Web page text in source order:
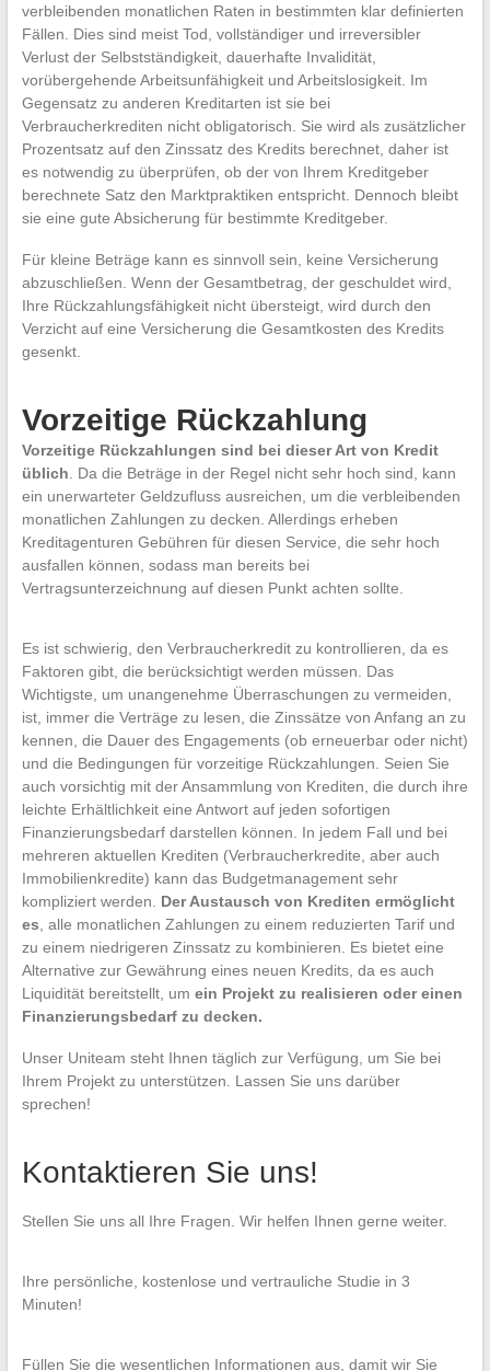
verbleibenden monatlichen Raten in bestimmten klar definierten
Fällen. Dies sind meist Tod, vollständiger und irreversibler
Verlust der Selbstständigkeit, dauerhafte Invalidität,
vorübergehende Arbeitsunfähigkeit und Arbeitslosigkeit. Im
Gegensatz zu anderen Kreditarten ist sie bei
Verbraucherkrediten nicht obligatorisch. Sie wird als zusätzlicher
Prozentsatz auf den Zinssatz des Kredits berechnet, daher ist
es notwendig zu überprüfen, ob der von Ihrem Kreditgeber
berechnete Satz den Marktpraktiken entspricht. Dennoch bleibt
sie eine gute Absicherung für bestimmte Kreditgeber.
Für kleine Beträge kann es sinnvoll sein, keine Versicherung
abzuschließen. Wenn der Gesamtbetrag, der geschuldet wird,
Ihre Rückzahlungsfähigkeit nicht übersteigt, wird durch den
Verzicht auf eine Versicherung die Gesamtkosten des Kredits
gesenkt.
Vorzeitige Rückzahlung
Vorzeitige Rückzahlungen sind bei dieser Art von Kredit
üblich . Da die Beträge in der Regel nicht sehr hoch sind, kann
ein unerwarteter Geldzufluss ausreichen, um die verbleibenden
monatlichen Zahlungen zu decken. Allerdings erheben
Kreditagenturen Gebühren für diesen Service, die sehr hoch
ausfallen können, sodass man bereits bei
Vertragsunterzeichnung auf diesen Punkt achten sollte.
Es ist schwierig, den Verbraucherkredit zu kontrollieren, da es
Faktoren gibt, die berücksichtigt werden müssen. Das
Wichtigste, um unangenehme Überraschungen zu vermeiden,
ist, immer die Verträge zu lesen, die Zinssätze von Anfang an zu
kennen, die Dauer des Engagements (ob erneuerbar oder nicht)
und die Bedingungen für vorzeitige Rückzahlungen. Seien Sie
auch vorsichtig mit der Ansammlung von Krediten, die durch ihre
leichte Erhältlichkeit eine Antwort auf jeden sofortigen
Finanzierungsbedarf darstellen können. In jedem Fall und bei
mehreren aktuellen Krediten (Verbraucherkredite, aber auch
Immobilienkredite) kann das Budgetmanagement sehr
kompliziert werden.
Der Austausch von Krediten ermöglicht
es , alle monatlichen Zahlungen zu einem reduzierten Tarif und
zu einem niedrigeren Zinssatz zu kombinieren. Es bietet eine
Alternative zur Gewährung eines neuen Kredits, da es auch
Liquidität bereitstellt, um ein Projekt zu realisieren oder einen
Finanzierungsbedarf zu decken.
Unser Uniteam steht Ihnen täglich zur Verfügung, um Sie bei
Ihrem Projekt zu unterstützen. Lassen Sie uns darüber
sprechen!
Kontaktieren Sie uns!
Stellen Sie uns all Ihre Fragen. Wir helfen Ihnen gerne weiter.
Ihre persönliche, kostenlose und vertrauliche Studie in 3
Minuten!
Füllen Sie die wesentlichen Informationen aus, damit wir Sie